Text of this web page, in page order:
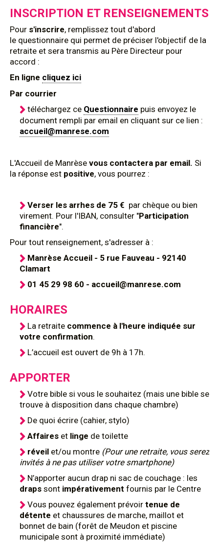
INSCRIPTION ET RENSEIGNEMENTS
Pour s'inscrire, remplissez tout d'abord
le questionnaire qui permet de préciser l'objectif de la
retraite et sera transmis au Père Directeur pour
accord :
En ligne cliquez ici
Par courrier
téléchargez ce Questionnaire puis envoyez le
document rempli par email en cliquant sur ce lien :
accueil@manrese.com
L'Accueil de Manrèse vous contactera par email. Si
la réponse est positive, vous pourrez :
Verser les arrhes de 75 € par chèque ou bien
virement. Pour l'IBAN, consulter "Participation
financière".
Pour tout renseignement, s'adresser à :
Manrèse Accueil - 5 rue Fauveau - 92140
Clamart
01 45 29 98 60 - accueil@manrese.com
HORAIRES
La retraite commence à l'heure indiquée sur
votre confirmation.
L’accueil est ouvert de 9h à 17h.
APPORTER
Votre bible si vous le souhaitez (mais une bible se
trouve à disposition dans chaque chambre)
De quoi écrire (cahier, stylo)
Affaires et linge de toilette
réveil et/ou montre (Pour une retraite, vous serez
invités à ne pas utiliser votre smartphone)
N’apporter aucun drap ni sac de couchage : les
draps sont impérativement fournis par le Centre
Vous pouvez également prévoir tenue de
détente et chaussures de marche, maillot et
bonnet de bain (forêt de Meudon et piscine
municipale sont à proximité immédiate)